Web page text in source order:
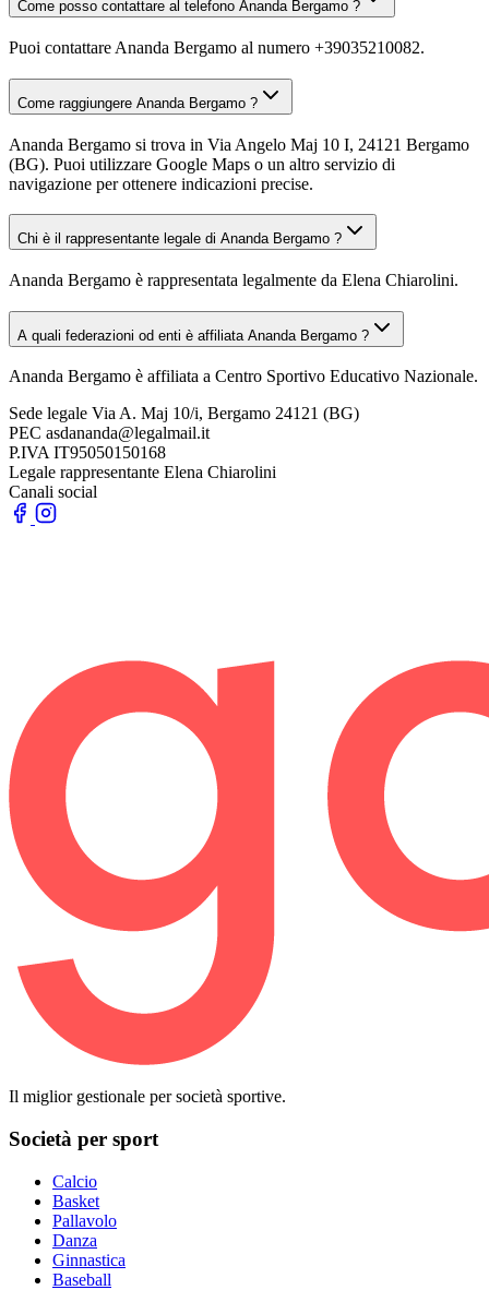
Come posso contattare al telefono Ananda Bergamo ?
Puoi contattare Ananda Bergamo al numero +39035210082.
Come raggiungere Ananda Bergamo ?
Ananda Bergamo si trova in Via Angelo Maj 10 I, 24121 Bergamo
(BG). Puoi utilizzare Google Maps o un altro servizio di
navigazione per ottenere indicazioni precise.
Chi è il rappresentante legale di Ananda Bergamo ?
Ananda Bergamo è rappresentata legalmente da Elena Chiarolini.
A quali federazioni od enti è affiliata Ananda Bergamo ?
Ananda Bergamo è affiliata a Centro Sportivo Educativo Nazionale.
Sede legale Via A. Maj 10/i, Bergamo 24121 (BG)
PEC asdananda@legalmail.it
P.IVA IT95050150168
Legale rappresentante Elena Chiarolini
Canali social
Il miglior gestionale per società sportive.
Società per sport
Calcio
Basket
Pallavolo
Danza
Ginnastica
Baseball